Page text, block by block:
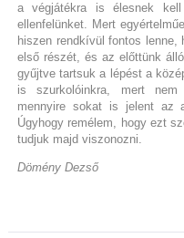
a végjátékra is élesnek
ellenfelünket. Mert
hiszen rendkívül fontos
első részét, és az előttünk
gyűjtve tartsuk a lépést a
is szurkolóinkra, mert nem
mennyire sokat is jelent az
Úgyhogy remélem, hogy ezt
tudjuk majd viszonozni.
Dömény Dezső